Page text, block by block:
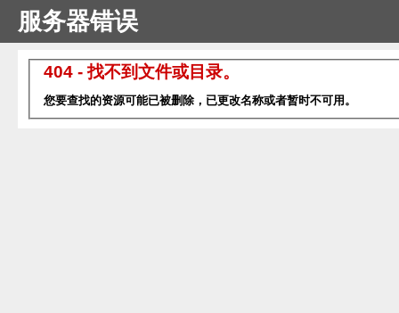
服务器错误
404 - 找不到文件或目录。
您要查找的资源可能已被删除，已更改名称或者暂时不可用。